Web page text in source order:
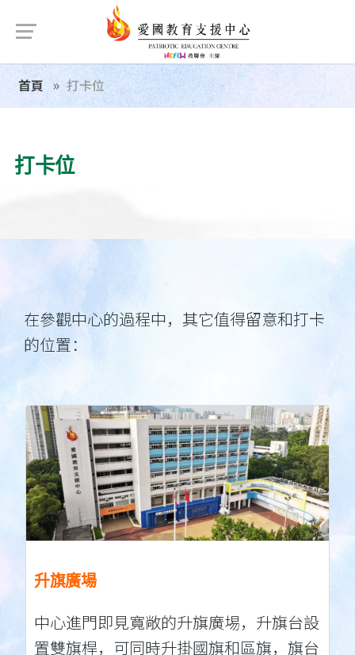
首頁 打卡位
打卡位
在參觀中心的過程中，其它值得留意和打卡
的位置：
升旗廣場
中心進門即見寬敞的升旗廣埸，升旗台設
置雙旗桿，可同時升掛國旗和區旗，旗台